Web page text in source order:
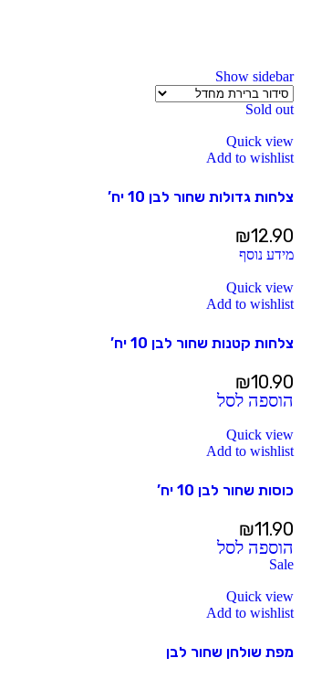
Show sidebar
Sold out
Quick view
Add to wishlist
צלחות גדולות שחור לבן 10 יח’
₪12.90
מידע נוסף
Quick view
Add to wishlist
צלחות קטנות שחור לבן 10 יח’
₪10.90
הוספה לסל
Quick view
Add to wishlist
כוסות שחור לבן 10 יח’
₪11.90
הוספה לסל
Sale
Quick view
Add to wishlist
מפת שולחן שחור לבן